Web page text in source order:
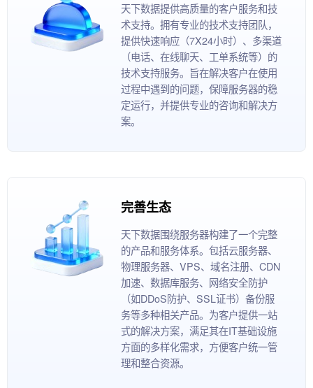
天下数据提供高质量的客户服务和技
术支持。拥有专业的技术支持团队，
提供快速响应（7X24小时）、多渠道
（电话、在线聊天、工单系统等）的
技术支持服务。旨在解决客户在使用
过程中遇到的问题，保障服务器的稳
定运行，并提供专业的咨询和解决方
案。
完善生态
天下数据围绕服务器构建了一个完整
的产品和服务体系。包括云服务器、
物理服务器、VPS、域名注册、CDN
加速、数据库服务、网络安全防护
（如DDoS防护、SSL证书）备份服
务等多种相关产品。为客户提供一站
式的解决方案，满足其在IT基础设施
方面的多样化需求，方便客户统一管
理和整合资源。